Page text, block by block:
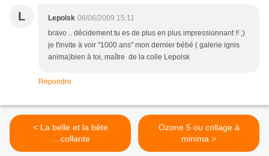
L Lepolsk 08/06/2009 15:11
bravo .. décidement tu es de plus en plus impressionnant !! ;)
je t'invite à voir "1000 ans" mon dernier bébé ( galerie ignis
anima)bien à toi, maître de la colle Lepolsk
Répondre
< La belle et la bête
....collante
Ozone 5 ou collage à
minima >